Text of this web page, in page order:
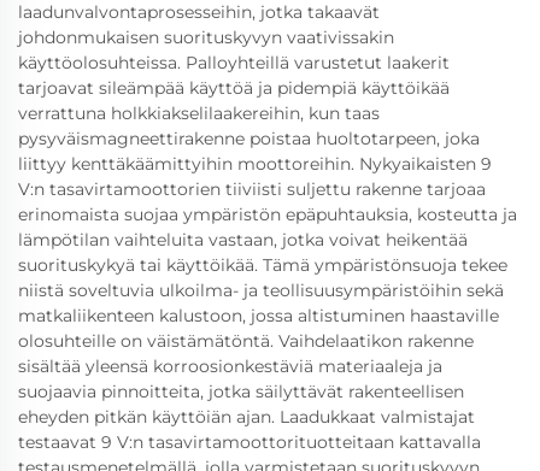
laadunvalvontaprosesseihin, jotka takaavät
johdonmukaisen suorituskyvyn vaativissakin
käyttöolosuhteissa. Palloyhteillä varustetut laakerit
tarjoavat sileämpää käyttöä ja pidempiä käyttöikää
verrattuna holkkiakselilaakereihin, kun taas
pysyväismagneettirakenne poistaa huoltotarpeen, joka
liittyy kenttäkäämittyihin moottoreihin. Nykyaikaisten 9
V:n tasavirtamoottorien tiiviisti suljettu rakenne tarjoaa
erinomaista suojaa ympäristön epäpuhtauksia, kosteutta ja
lämpötilan vaihteluita vastaan, jotka voivat heikentää
suorituskykyä tai käyttöikää. Tämä ympäristönsuoja tekee
niistä soveltuvia ulkoilma- ja teollisuusympäristöihin sekä
matkaliikenteen kalustoon, jossa altistuminen haastaville
olosuhteille on väistämätöntä. Vaihdelaatikon rakenne
sisältää yleensä korroosionkestäviä materiaaleja ja
suojaavia pinnoitteita, jotka säilyttävät rakenteellisen
eheyden pitkän käyttöiän ajan. Laadukkaat valmistajat
testaavat 9 V:n tasavirtamoottorituotteitaan kattavalla